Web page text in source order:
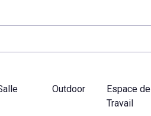
Outdoor
Espace de
Travail